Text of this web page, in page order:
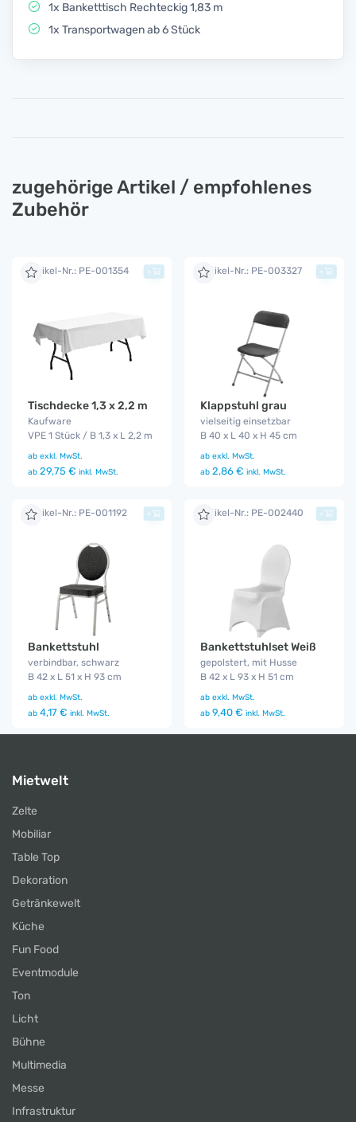
1x Banketttisch Rechteckig 1,83 m
1x Transportwagen ab 6 Stück
zugehörige Artikel / empfohlenes
Zubehör
Artikel-Nr.: PE-001354
Tischdecke 1,3 x 2,2 m
Kaufware
VPE 1 Stück / B 1,3 x L 2,2 m
ab exkl. MwSt.
ab 29,75 € inkl. MwSt.
+ Artikel-Nr.: PE-003327
Klappstuhl grau
vielseitig einsetzbar
B 40 x L 40 x H 45 cm
ab exkl. MwSt.
ab 2,86 € inkl. MwSt.
+
Artikel-Nr.: PE-001192
Bankettstuhl
verbindbar, schwarz
B 42 x L 51 x H 93 cm
ab exkl. MwSt.
ab 4,17 € inkl. MwSt.
+ Artikel-Nr.: PE-002440
Bankettstuhlset Weiß
gepolstert, mit Husse
B 42 x L 93 x H 51 cm
ab exkl. MwSt.
ab 9,40 € inkl. MwSt.
+
Mietwelt
Zelte
Mobiliar
Table Top
Dekoration
Getränkewelt
Küche
Fun Food
Eventmodule
Ton
Licht
Bühne
Multimedia
Messe
Infrastruktur